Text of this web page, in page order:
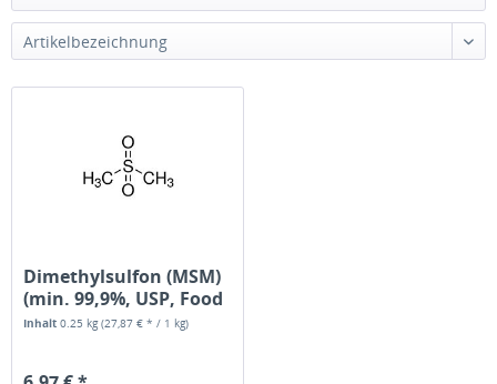
Artikelbezeichnung
Dimethylsulfon (MSM)
(min. 99,9%, USP, Food
Grade)
Inhalt0.25 kg(27,87 € * / 1 kg)